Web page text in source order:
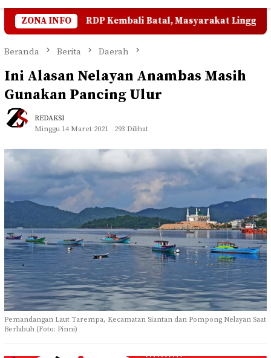
ZONA INFO
Kembali Batal, Masyarakat Lingga Pertanyakan Sikap
Beranda Berita Daerah
Ini Alasan Nelayan Anambas Masih
Gunakan Pancing Ulur
REDAKSI
Minggu 14 Maret 2021
293 Dilihat
Pemandangan Laut Tarempa, Kecamatan Siantan dan Pompong Nelayan Saat
Berlabuh (Foto: Pinni)